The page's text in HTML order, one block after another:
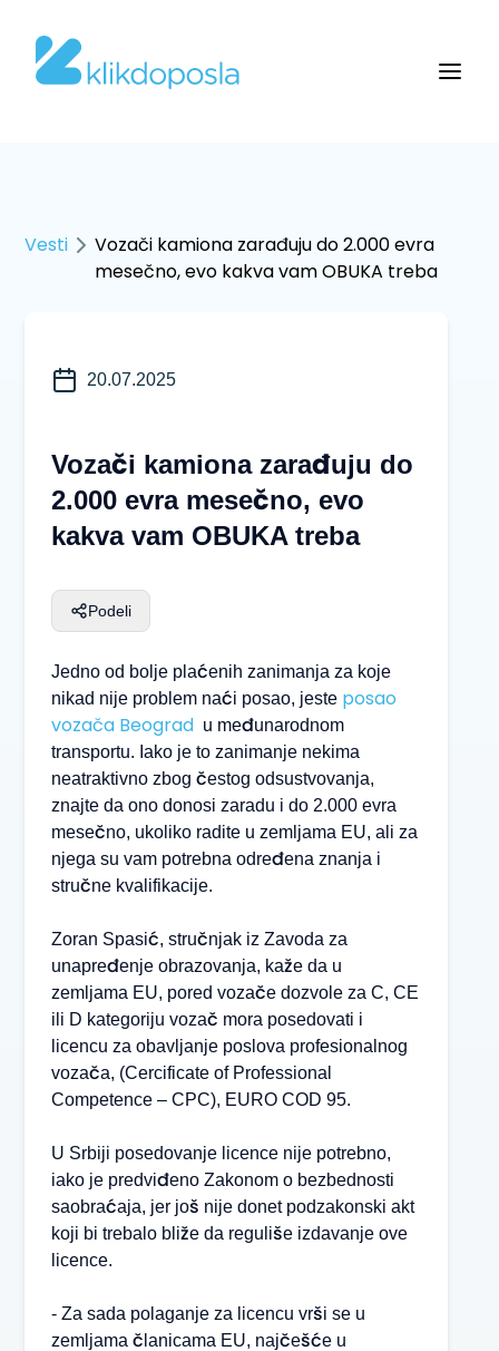
Vesti
Vozači kamiona zarađuju do 2.000 evra
mesečno, evo kakva vam OBUKA treba
20.07.2025
Vozači kamiona zarađuju do
2.000 evra mesečno, evo
kakva vam OBUKA treba
Podeli
Jedno od bolje plaćenih zanimanja za koje
nikad nije problem naći posao, jeste posao
vozača Beograd u međunarodnom
transportu. Iako je to zanimanje nekima
neatraktivno zbog čestog odsustvovanja,
znajte da ono donosi zaradu i do 2.000 evra
mesečno, ukoliko radite u zemljama EU, ali za
njega su vam potrebna određena znanja i
stručne kvalifikacije.
Zoran Spasić, stručnjak iz Zavoda za
unapređenje obrazovanja, kaže da u
zemljama EU, pored vozače dozvole za C, CE
ili D kategoriju vozač mora posedovati i
licencu za obavljanje poslova profesionalnog
vozača, (Cercificate of Professional
Competence – СРС), EURO COD 95.
U Srbiji posedovanje licence nije potrebno,
iako je predviđeno Zakonom o bezbednosti
saobraćaja, jer još nije donet podzakonski akt
koji bi trebalo bliže da reguliše izdavanje ove
licence.
- Za sada polaganje za licencu vrši se u
zemljama članicama EU, najčešće u